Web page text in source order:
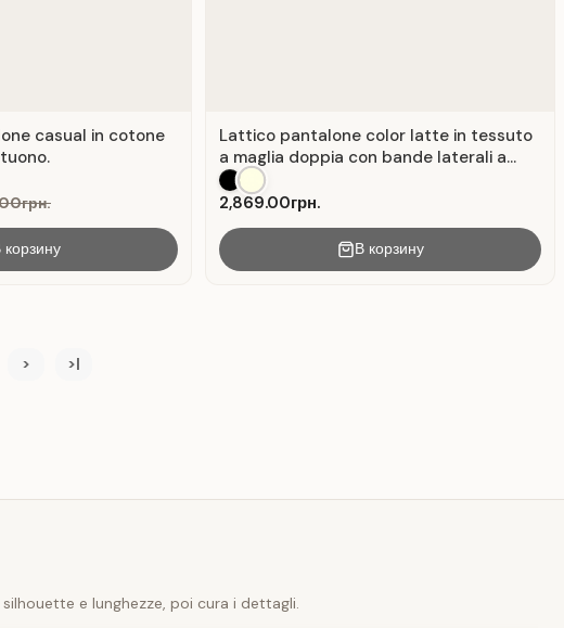
casual in cotone
корзину
Lattico pantalone color latte in tessuto
a maglia doppia con bande laterali a
contrasto.
2,869.00грн.
В корзину
> >|
e lunghezze, poi cura i dettagli.